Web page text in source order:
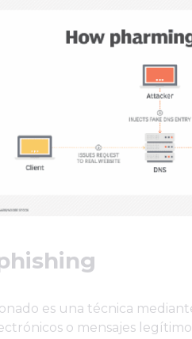
es una técnica
o mensajes